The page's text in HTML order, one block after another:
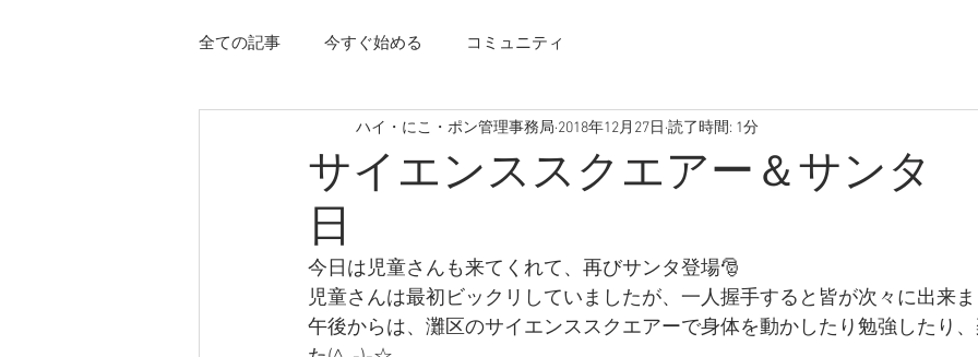
全ての記事 今すぐ始める コミュニティ
サイエンススクエアー＆サンタ
日
ハイ・にこ・ポン管理事務局 2018年12月27日 読了時間: 1分
今日は児童さんも来てくれて、再びサンタ登場🎅
児童さんは最初ビックリしていましたが、一人握手すると皆が次々に出来
午後からは、灘区のサイエンススクエアーで身体を動かしたり勉強したり